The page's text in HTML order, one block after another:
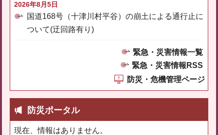
2026年8月5日
国道168号（十津川村平谷）の崩土による通行止に
ついて(迂回路有り)
緊急・災害情報一覧
緊急・災害情報RSS
防災・危機管理ページ
防災ポータル
現在、情報はありません。